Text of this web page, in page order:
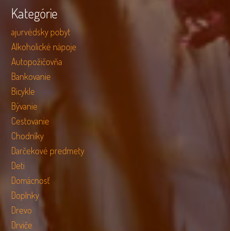
Kategórie
ajurvédsky pobyt
Alkoholické nápoje
Autopožičovňa
Bankovanie
Bicykle
Bývanie
Cestovanie
Chodníky
Darčekové predmety
Deti
Domácnosť
Doplnky
Drevo
Drviče